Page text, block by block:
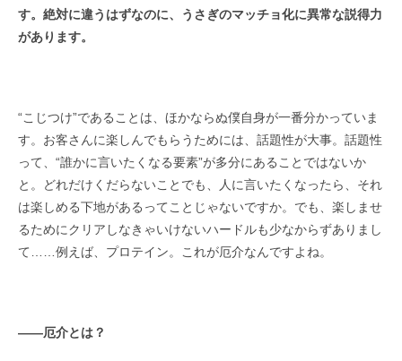
す。絶対に違うはずなのに、うさぎのマッチョ化に異常な説得力
があります。
“こじつけ”であることは、ほかならぬ僕自身が一番分かっていま
す。お客さんに楽しんでもらうためには、話題性が大事。話題性
って、“誰かに言いたくなる要素”が多分にあることではないか
と。どれだけくだらないことでも、人に言いたくなったら、それ
は楽しめる下地があるってことじゃないですか。でも、楽しませ
るためにクリアしなきゃいけないハードルも少なからずありまし
て……例えば、プロテイン。これが厄介なんですよね。
――厄介とは？